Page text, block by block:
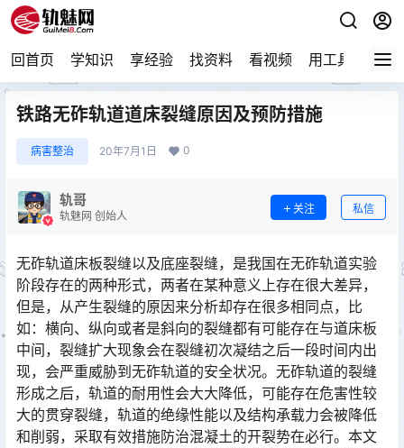
回首页 学知识 享经验 找资料 看视频 用工具 论技
铁路无砟轨道道床裂缝原因及预防措施
病害整治 20年7月1日 0
轨哥
轨魅网 创始人
关注 私信
无砟轨道床板裂缝以及底座裂缝，是我国在无砟轨道实验
阶段存在的两种形式，两者在某种意义上存在很大差异，
但是，从产生裂缝的原因来分析却存在很多相同点，比
如：横向、纵向或者是斜向的裂缝都有可能存在与道床板
中间，裂缝扩大现象会在裂缝初次凝结之后一段时间内出
现，会严重威胁到无砟轨道的安全状况。无砟轨道的裂缝
形成之后，轨道的耐用性会大大降低，可能存在危害性较
大的贯穿裂缝，轨道的绝缘性能以及结构承载力会被降低
和削弱，采取有效措施防治混凝土的开裂势在必行。本文